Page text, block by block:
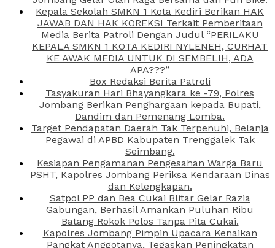
Kepala Sekolah SMKN 1 Kota Kediri Berikan HAK
JAWAB DAN HAK KOREKSI Terkait Pemberitaan
Media Berita Patroli Dengan Judul “PERILAKU
KEPALA SMKN 1 KOTA KEDIRI NYLENEH, CURHAT
KE AWAK MEDIA UNTUK DI SEMBELIH, ADA
APA???”
Box Redaksi Berita Patroli
Tasyakuran Hari Bhayangkara ke -79, Polres
Jombang Berikan Penghargaan kepada Bupati,
Dandim dan Pemenang Lomba.
Target Pendapatan Daerah Tak Terpenuhi, Belanja
Pegawai di APBD Kabupaten Trenggalek Tak
Seimbang.
Kesiapan Pengamanan Pengesahan Warga Baru
PSHT, Kapolres Jombang Periksa Kendaraan Dinas
dan Kelengkapan.
Satpol PP dan Bea Cukai Blitar Gelar Razia
Gabungan, Berhasil Amankan Puluhan Ribu
Batang Rokok Polos Tanpa Pita Cukai.
Kapolres Jombang Pimpin Upacara Kenaikan
Pangkat Anggotanya, Tegaskan Peningkatan